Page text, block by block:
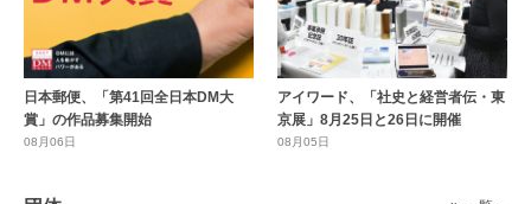
日本郵便、「第41回全日本DM大
賞」の作品募集開始
08月06日
アイワード、「社史と経営者伝・東
京展」8月25日と26日に開催
08月05日